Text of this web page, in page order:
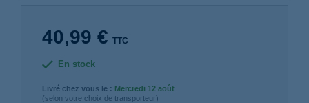
40,99 € TTC
En stock
Livré chez vous le : Mercredi 12 août
(selon votre choix de transporteur)